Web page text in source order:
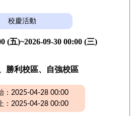
校慶活動
(五)~2026-09-30 00:00 (三)
勝利校區、自強校區
：2025-04-28 00:00
：2025-04-28 00:00